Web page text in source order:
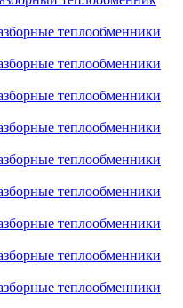
теплообменники
теплообменники
теплообменники
теплообменники
теплообменники
теплообменники
теплообменники
теплообменники
теплообменники